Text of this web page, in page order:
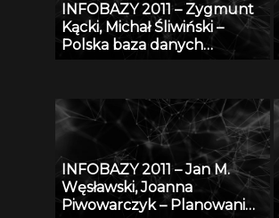
INFOBAZY 2011 – Zygmunt
Kącki, Michał Śliwiński –
Polska baza danych
działania, zasoby i
perspektywy
INFOBAZY 2011 – Jan M.
Węsławski, Joanna
Piwowarczyk – Planowanie